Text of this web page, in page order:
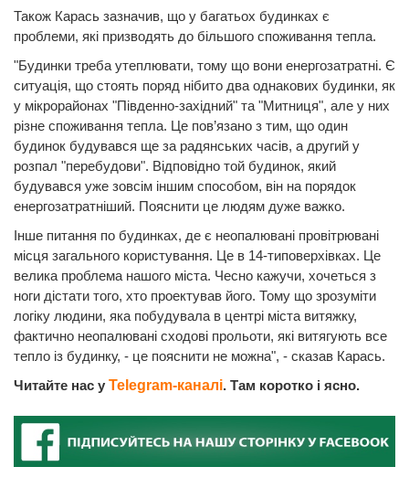
Також Карась зазначив, що у багатьох будинках є
проблеми, які призводять до більшого споживання тепла.
"Будинки треба утеплювати, тому що вони енергозатратні. Є
ситуація, що стоять поряд нібито два однакових будинки, як
у мікрорайонах "Південно-західний" та "Митниця", але у них
різне споживання тепла. Це пов’язано з тим, що один
будинок будувався ще за радянських часів, а другий у
розпал "перебудови". Відповідно той будинок, який
будувався уже зовсім іншим способом, він на порядок
енергозатратніший. Пояснити це людям дуже важко.
Інше питання по будинках, де є неопалювані провітрювані
місця загального користування. Це в 14-типоверхівках. Це
велика проблема нашого міста. Чесно кажучи, хочеться з
ноги дістати того, хто проектував його. Тому що зрозуміти
логіку людини, яка побудувала в центрі міста витяжку,
фактично неопалювані сходові прольоти, які витягують все
тепло із будинку, - це пояснити не можна", - сказав Карась.
Читайте нас у Telegram-каналі. Там коротко і ясно.